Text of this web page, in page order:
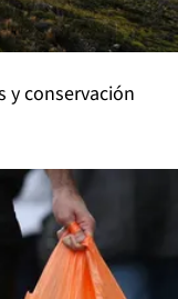
y conservación